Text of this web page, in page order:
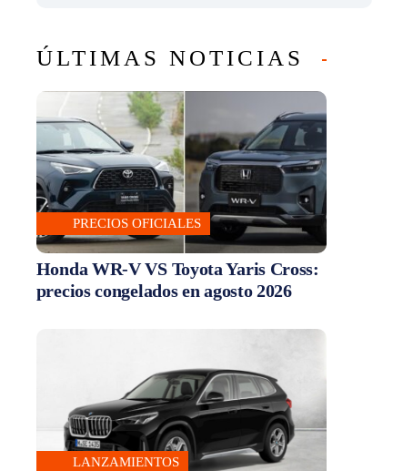
ÚLTIMAS NOTICIAS
PRECIOS OFICIALES
Honda WR-V VS Toyota Yaris Cross:
precios congelados en agosto 2026
LANZAMIENTOS